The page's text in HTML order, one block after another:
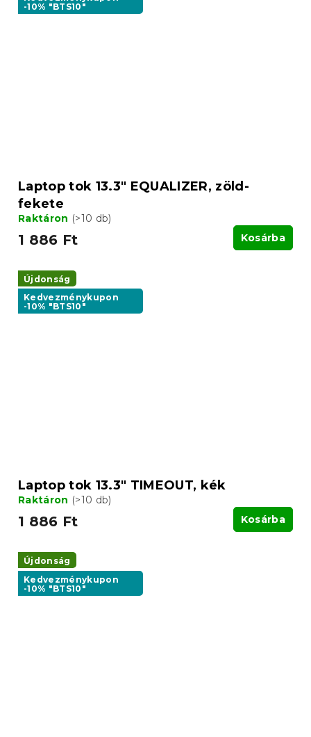
-10% "BTS10"
Laptop tok 13.3" EQUALIZER, zöld-
fekete
Raktáron (>10 db)
1 886 Ft Kosárba
Újdonság
Kedvezménykupon
-10% "BTS10"
Laptop tok 13.3" TIMEOUT, kék
Raktáron (>10 db)
1 886 Ft Kosárba
Újdonság
Kedvezménykupon
-10% "BTS10"